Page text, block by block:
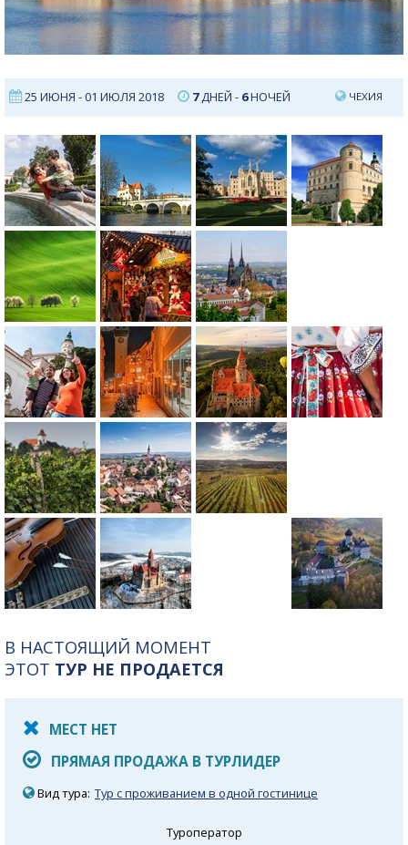
25 ИЮНЯ - 01 ИЮЛЯ 2018 7ДНЕЙ - 6НОЧЕЙ ЧЕХИЯ
В НАСТОЯЩИЙ МОМЕНТ
ЭТОТ ТУР НЕ ПРОДАЕТСЯ
МЕСТ НЕТ
ПРЯМАЯ ПРОДАЖА В ТУРЛИДЕР
Вид тура: Тур с проживанием в одной гостинице
Туроператор